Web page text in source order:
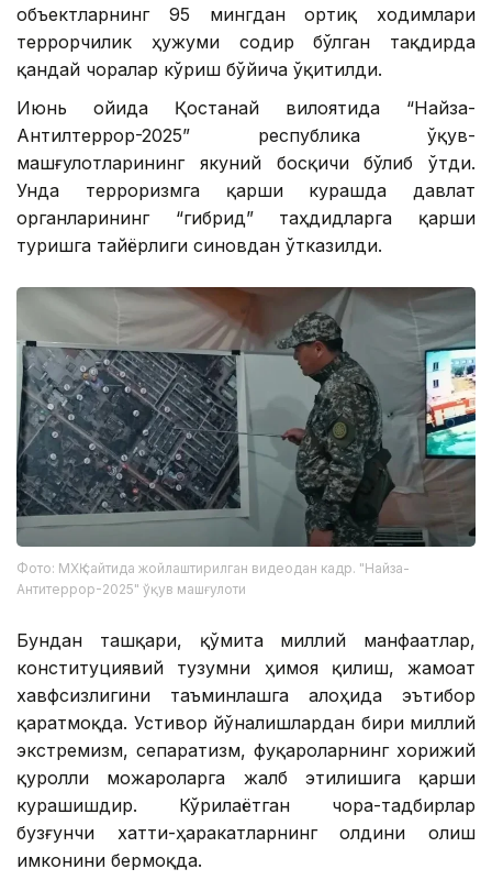
объектларнинг 95 мингдан ортиқ ходимлари
террорчилик ҳужуми содир бўлган тақдирда
қандай чоралар кўриш бўйича ўқитилди.
Июнь ойида Қостанай вилоятида “Найза-
Антилтеррор-2025” республика ўқув-
машғулотларининг якуний босқичи бўлиб ўтди.
Унда терроризмга қарши курашда давлат
органларининг “гибрид” таҳдидларга қарши
туришга тайёрлиги синовдан ўтказилди.
Фото: МХҚ сайтида жойлаштирилган видеодан кадр. "Найза-
Антитеррор-2025" ўқув машғулоти
Бундан ташқари, қўмита миллий манфаатлар,
конституциявий тузумни ҳимоя қилиш, жамоат
хавфсизлигини таъминлашга алоҳида эътибор
қаратмоқда. Устивор йўналишлардан бири миллий
экстремизм, сепаратизм, фуқароларнинг хорижий
қуролли можароларга жалб этилишига қарши
курашишдир. Кўрилаётган чора-тадбирлар
бузғунчи хатти-ҳаракатларнинг олдини олиш
имконини бермоқда.